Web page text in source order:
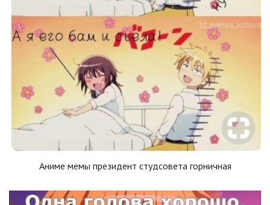
Аниме мемы президент студсовета горничная